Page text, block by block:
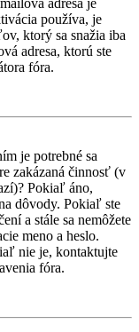
adresa je
používa, je
ktorý sa snažia iba
adresa, ktorú ste
fóra.
je potrebné sa
zakázaná činnosť (v
Pokiaľ áno,
dôvody. Pokiaľ ste
a stále sa nemôžete
meno a heslo.
nie je, kontaktujte
fóra.